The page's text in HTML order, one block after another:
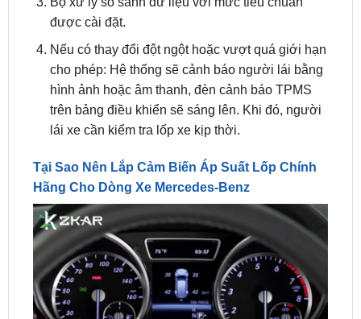
Nếu có thay đổi đột ngột hoặc vượt quá giới hạn
cho phép: Hệ thống sẽ cảnh báo người lái bằng
hình ảnh hoặc âm thanh, đèn cảnh báo TPMS
trên bảng điều khiển sẽ sáng lên. Khi đó, người
lái xe cần kiểm tra lốp xe kịp thời.
Tại Sao Nên Lắp Cảm Biến Áp Suất Lốp Chính